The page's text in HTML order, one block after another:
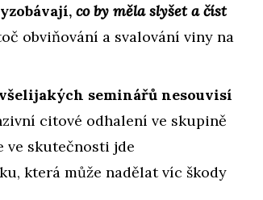
co by měla slyšet a číst
obviňování a svalování viny na
seminářů nesouvisí
citové odhalení ve skupině
ve skutečnosti jde
která může nadělat víc škody